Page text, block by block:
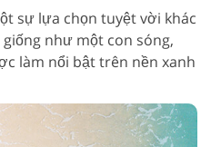
sự lựa chọn tuyệt vời khác
như một con sóng,
làm nổi bật trên nền xanh